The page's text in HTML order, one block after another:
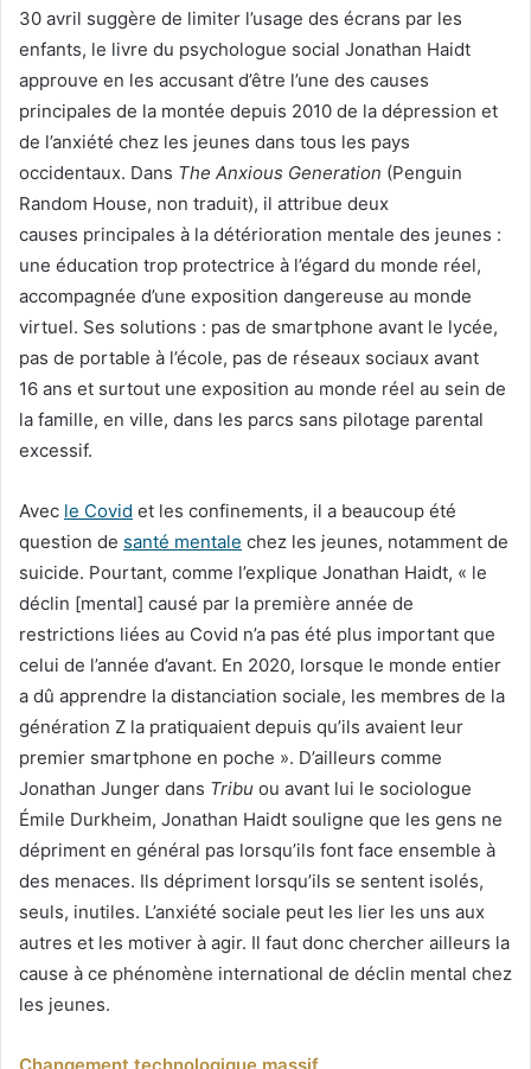
30 avril suggère de limiter l’usage des écrans par les
enfants, le livre du psychologue social Jonathan Haidt
approuve en les accusant d’être l’une des causes
principales de la montée depuis 2010 de la dépression et
de l’anxiété chez les jeunes dans tous les pays
occidentaux. Dans The Anxious Generation (Penguin
Random House, non traduit), il attribue deux
causes principales à la détérioration mentale des jeunes :
une éducation trop protectrice à l’égard du monde réel,
accompagnée d’une exposition dangereuse au monde
virtuel. Ses solutions : pas de smartphone avant le lycée,
pas de portable à l’école, pas de réseaux sociaux avant
16 ans et surtout une exposition au monde réel au sein de
la famille, en ville, dans les parcs sans pilotage parental
excessif.
Avec le Covid et les confinements, il a beaucoup été
question de santé mentale chez les jeunes, notamment de
suicide. Pourtant, comme l’explique Jonathan Haidt, « le
déclin [mental] causé par la première année de
restrictions liées au Covid n’a pas été plus important que
celui de l’année d’avant. En 2020, lorsque le monde entier
a dû apprendre la distanciation sociale, les membres de la
génération Z la pratiquaient depuis qu’ils avaient leur
premier smartphone en poche ». D’ailleurs comme
Jonathan Junger dans Tribu ou avant lui le sociologue
Émile Durkheim, Jonathan Haidt souligne que les gens ne
dépriment en général pas lorsqu’ils font face ensemble à
des menaces. Ils dépriment lorsqu’ils se sentent isolés,
seuls, inutiles. L’anxiété sociale peut les lier les uns aux
autres et les motiver à agir. Il faut donc chercher ailleurs la
cause à ce phénomène international de déclin mental chez
les jeunes.